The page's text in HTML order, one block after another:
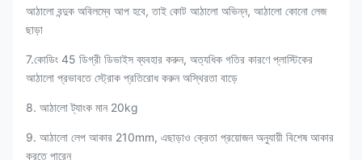
আঠালো বন্দুক অবিলম্বে আপ হবে, তাই কোট আঠালো অভিন্ন, আঠালো কোনো লেজ
ছাড়া
7.কোডিং 45 ডিগ্রী ডিভাইস ব্যবহার করুন, অত্যধিক গতির কারণে প্লাস্টিকের
আঠালো প্রভাবতে স্ট্রোক প্রতিরোধ করুন অস্থিরতা বাড়ে
8. আঠালো ট্যাংক মান 20kg
9. আঠালো লেপ আকার 210mm, এছাড়াও ক্রেতা প্রয়োজন অনুযায়ী বিশেষ আকার
করতে পারেন